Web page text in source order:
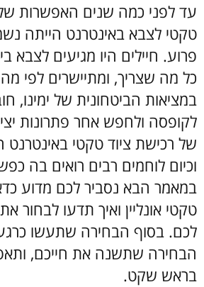
עד לפני כמה שנים האפשרות
טקטי לצבא באינטרנט הייתה
פרוע. חיילים היו מגיעים לצבא
כל מה שצריך, ומתיישרים לפי
במציאות הביטחונית של ימינו,
לקופסה ולחפש אחר פתרונות
של רכישת ציוד טקטי באינטרנט
וכיום לוחמים רבים רואים בה
במאמר הבא נסביר לכם מדוע
טקטי אונליין ואיך תדעו לבחור
לכם. בסוף הבחירה שתעשו
הבחירה שתשנה את חייכם,
בראש שקט.